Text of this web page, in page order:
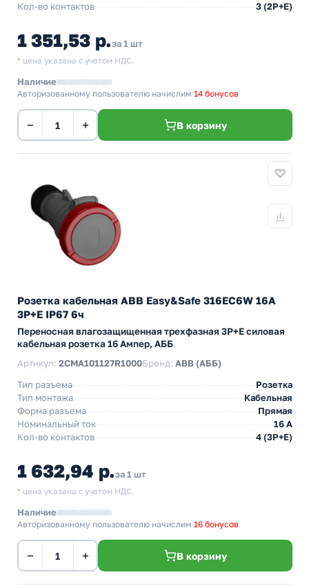
Кол-во контактов
3 (2P+E)
1 351,53 р.за 1 шт
* цена указана с учетом НДС.
Наличие
Авторизованному пользователю начислим 14 бонусов
− + В корзину
Розетка кабельная ABB Easy&Safe 316EC6W 16А
3P+E IP67 6ч
Переносная влагозащищенная трехфазная 3P+E силовая
кабельная розетка 16 Ампер, АББ
Артикул: 2CMA101127R1000Бренд: ABB (АББ)
Тип разъема
Розетка
Тип монтажа
Кабельная
Форма разъема
Прямая
Номинальный ток
16 А
Кол-во контактов
4 (3P+E)
1 632,94 р.за 1 шт
* цена указана с учетом НДС.
Наличие
Авторизованному пользователю начислим 16 бонусов
− + В корзину